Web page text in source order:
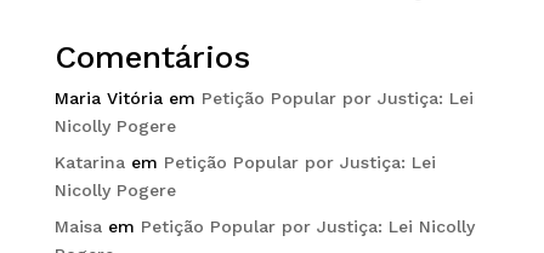
Comentários
Maria Vitóriaem Petição Popular por Justiça: Lei
Nicolly Pogere
Katarinaem Petição Popular por Justiça: Lei
Nicolly Pogere
Maisaem Petição Popular por Justiça: Lei Nicolly